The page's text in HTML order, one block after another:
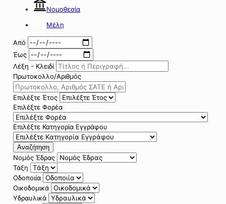
Νομοθεσία
Μέλη
Από
Έως
Λέξη - Κλειδί
Πρωτοκολλο/Αριθμός
Επιλέξτε Έτος
Επιλέξτε Φορέα
Επιλέξτε Κατηγορία Εγγράφου
Αναζήτηση
Νομός Έδρας
Τάξη
Οδοποιία
Οικοδομικά
Υδραυλικά